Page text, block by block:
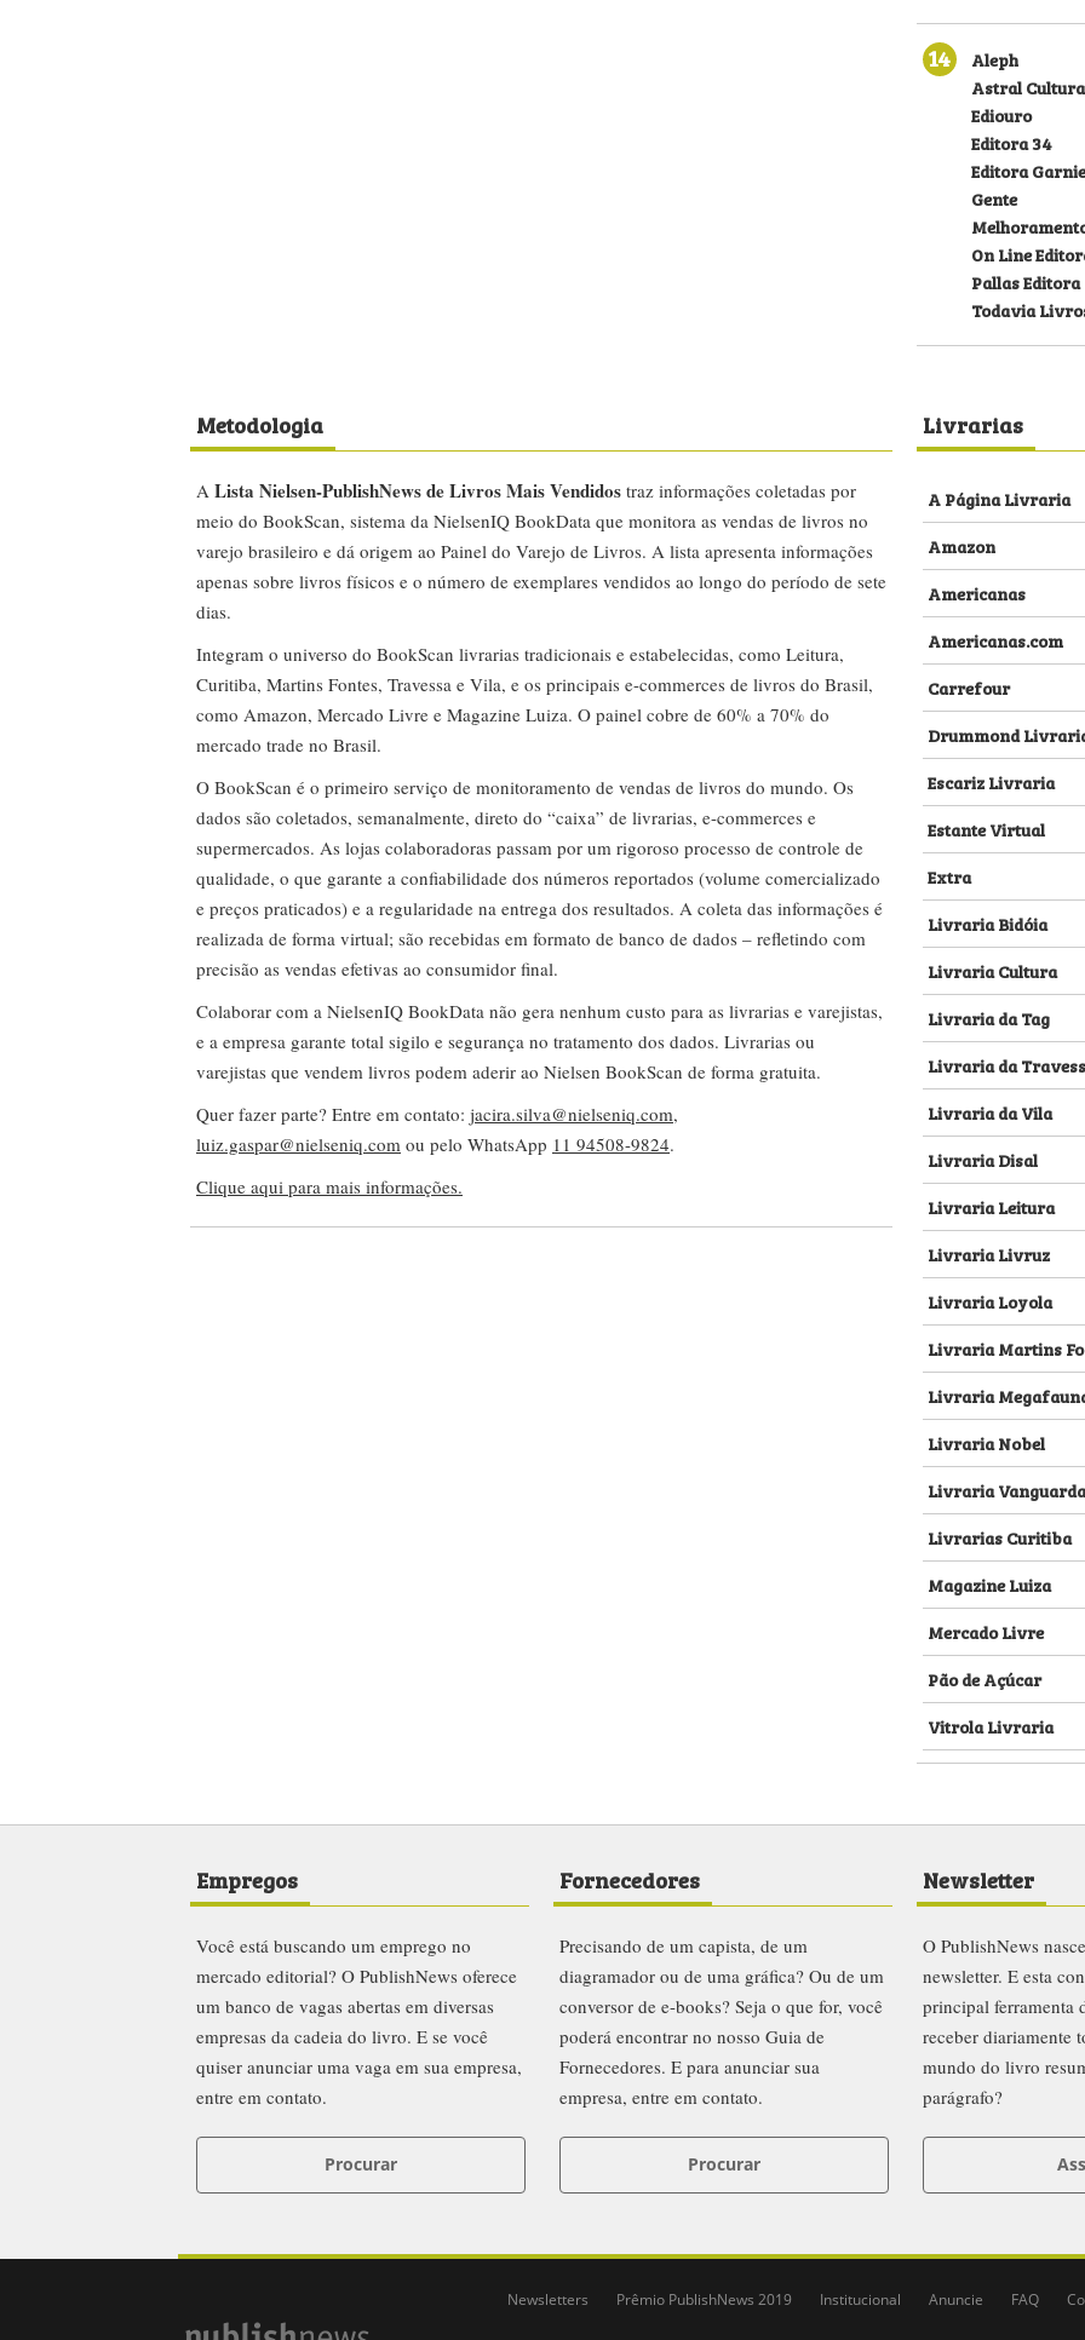
14
Aleph
Astral
Ediouro
Editora 34
Editora
Gente
On Line
Pallas Editora
Todavia
Metodologia
A Lista Nielsen-PublishNews de Livros Mais Vendidos traz informações coletadas por
meio do BookScan, sistema da NielsenIQ BookData que monitora as vendas de livros no
varejo brasileiro e dá origem ao Painel do Varejo de Livros. A lista apresenta informações
apenas sobre livros físicos e o número de exemplares vendidos ao longo do período de sete
dias.
Integram o universo do BookScan livrarias tradicionais e estabelecidas, como Leitura,
Curitiba, Martins Fontes, Travessa e Vila, e os principais e-commerces de livros do Brasil,
como Amazon, Mercado Livre e Magazine Luiza. O painel cobre de 60% a 70% do
mercado trade no Brasil.
O BookScan é o primeiro serviço de monitoramento de vendas de livros do mundo. Os
dados são coletados, semanalmente, direto do “caixa” de livrarias, e-commerces e
supermercados. As lojas colaboradoras passam por um rigoroso processo de controle de
qualidade, o que garante a confiabilidade dos números reportados (volume comercializado
e preços praticados) e a regularidade na entrega dos resultados. A coleta das informações é
realizada de forma virtual; são recebidas em formato de banco de dados – refletindo com
precisão as vendas efetivas ao consumidor final.
Colaborar com a NielsenIQ BookData não gera nenhum custo para as livrarias e varejistas,
e a empresa garante total sigilo e segurança no tratamento dos dados. Livrarias ou
varejistas que vendem livros podem aderir ao Nielsen BookScan de forma gratuita.
Quer fazer parte? Entre em contato: jacira.silva@nielseniq.com,
luiz.gaspar@nielseniq.com ou pelo WhatsApp 11 94508-9824.
Clique aqui para mais informações.
Livrarias
A Página Livraria
Amazon
Americanas
Americanas.com
Carrefour
Drummond
Escariz Livraria
Estante Virtual
Extra
Livraria Bidóia
Livraria Cultura
Livraria da Tag
Livraria da
Livraria da Vila
Livraria Disal
Livraria Leitura
Livraria Livruz
Livraria Loyola
Livraria Martins
Livraria
Livraria Nobel
Livraria Vanguarda
Livrarias Curitiba
Magazine Luiza
Mercado Livre
Pão de Açúcar
Vitrola Livraria
Empregos
Você está buscando um emprego no
mercado editorial? O PublishNews oferece
um banco de vagas abertas em diversas
empresas da cadeia do livro. E se você
quiser anunciar uma vaga em sua empresa,
entre em contato.
Procurar
Fornecedores
Precisando de um capista, de um
diagramador ou de uma gráfica? Ou de um
conversor de e-books? Seja o que for, você
poderá encontrar no nosso Guia de
Fornecedores. E para anunciar sua
empresa, entre em contato.
Procurar
Newsletter
O PublishNews
newsletter. E esta
principal ferramenta
receber diariamente
mundo do livro
parágrafo?
Newsletters Prêmio PublishNews 2019 Institucional Anuncie FAQ